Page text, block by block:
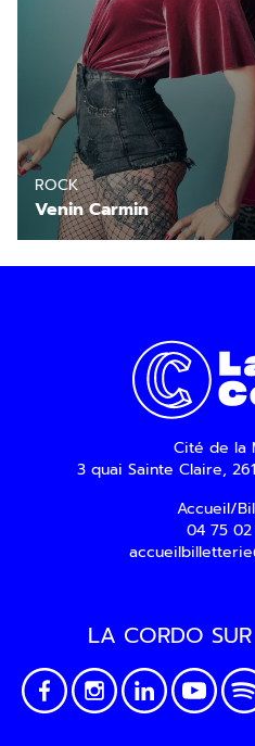
ROCK
Venin Carmin
En
Cité de la
3 quai Sainte Claire,
Accueil/
04 75
LA CORDO